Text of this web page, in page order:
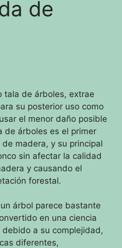
de
tala de árboles, extrae
su posterior uso como
el menor daño posible
de árboles es el primer
madera, y su principal
sin afectar la calidad
y causando el
forestal.
árbol parece bastante
en una ciencia
a su complejidad,
diferentes,